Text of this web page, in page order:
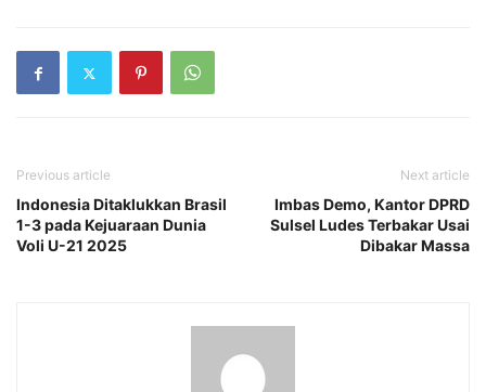
Previous article
Indonesia Ditaklukkan Brasil
1-3 pada Kejuaraan Dunia
Voli U-21 2025
Next article
Imbas Demo, Kantor DPRD
Sulsel Ludes Terbakar Usai
Dibakar Massa